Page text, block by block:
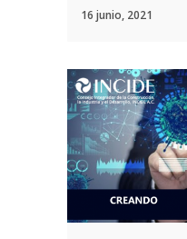
16 junio, 2021